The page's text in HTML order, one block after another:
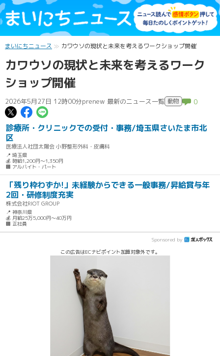
まいにちニュース カワウソの現状と未来を考えるワークショップ開催
カワウソの現状と未来を考えるワーク
ショップ開催
2026年5月27日 12時00分prenew 最新のニュース一覧 動物 0
この記事についてポスト
この記事についてFacebookでシェ
診療所・クリニックでの受付・事務/埼玉県さいたま市北
区
医療法人社団太陽会 小野整形外科・皮膚科
📍 埼玉県
💰 時給1,200円～1,350円
🏢 アルバイト・パート
「残り枠わずか!」未経験からできる一般事務/昇給賞与年
2回・研修制度充実
株式会社RIOT GROUP
📍 神奈川県
💰 月給25万5,000円～40万円
🏢 正社員
Sponsored by
この広告はECナビポイント加算対象外です。